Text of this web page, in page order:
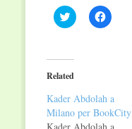
Click
to
(Opens
in
new
Click
to
Related
Kader Abdolah a
Milano per BookCity